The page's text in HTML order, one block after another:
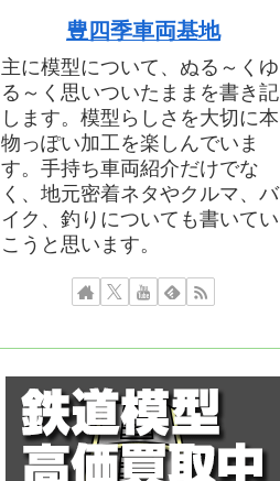
豊四季車両基地
主に模型について、ぬる～くゆ
る～く思いついたままを書き記
します。模型らしさを大切に本
物っぽい加工を楽しんでいま
す。手持ち車両紹介だけでな
く、地元密着ネタやクルマ、バ
イク、釣りについても書いてい
こうと思います。